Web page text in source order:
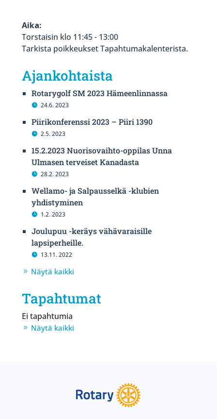
Aika:
Torstaisin klo 11:45 - 13:00
Tarkista poikkeukset Tapahtumakalenterista.
Ajankohtaista
Rotarygolf SM 2023 Hämeenlinnassa
24.6. 2023
Piirikonferenssi 2023 – Piiri 1390
2.5. 2023
15.2.2023 Nuorisovaihto-oppilas Unna
Ulmasen terveiset Kanadasta
28.2. 2023
Wellamo- ja Salpausselkä -klubien
yhdistyminen
1.2. 2023
Joulupuu -keräys vähävaraisille
lapsiperheille.
13.11. 2022
Näytä kaikki
Tapahtumat
Ei tapahtumia
Näytä kaikki